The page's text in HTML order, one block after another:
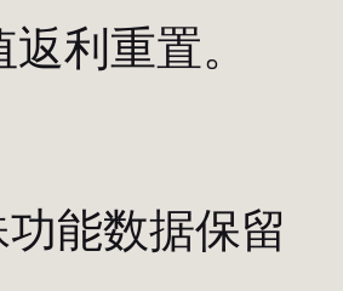
利重置。
功能数据保留